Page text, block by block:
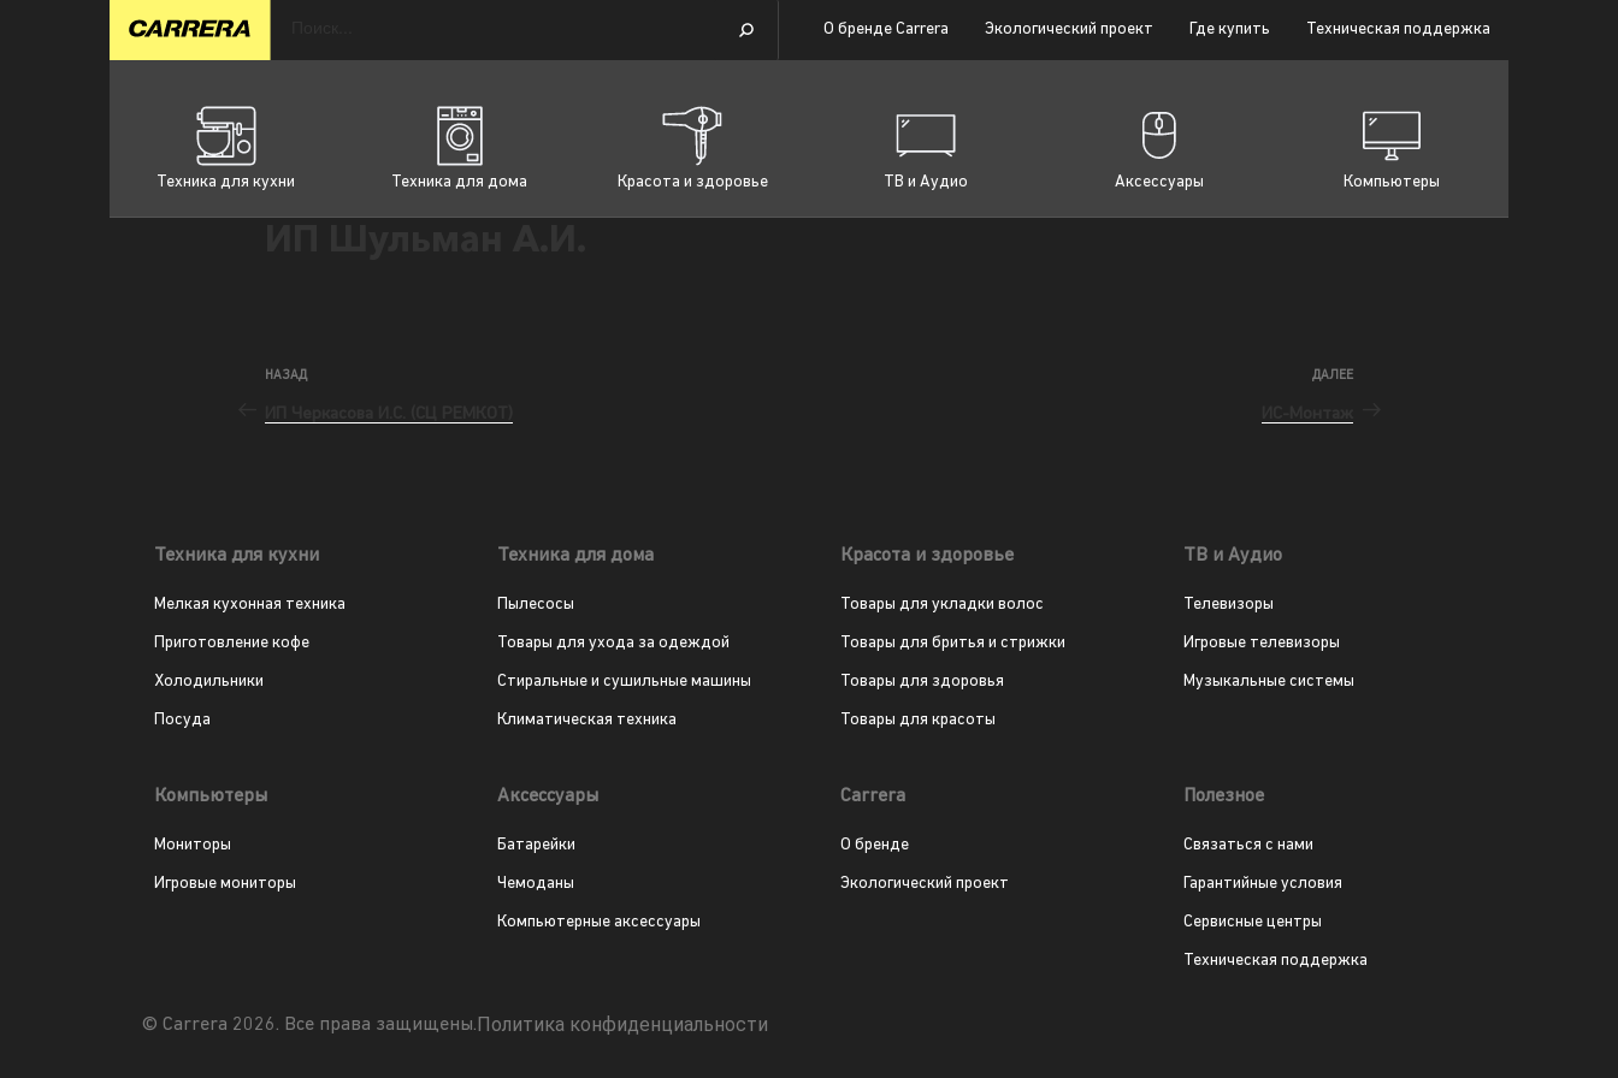
О бренде Carrera Экологический проект Где купить Техническая поддержка
Техника для кухни Техника для дома Красота и здоровье ТВ и Аудио Аксессуары Компьютеры
НАЗАД ДАЛЕЕ
Техника для кухни
Мелкая кухонная техника
Приготовление кофе
Холодильники
Посуда
Техника для дома
Пылесосы
Товары для ухода за одеждой
Стиральные и сушильные машины
Климатическая техника
Красота и здоровье
Товары для укладки волос
Товары для бритья и стрижки
Товары для здоровья
Товары для красоты
ТВ и Аудио
Телевизоры
Игровые телевизоры
Музыкальные системы
Компьютеры
Мониторы
Игровые мониторы
Аксессуары
Батарейки
Чемоданы
Компьютерные аксессуары
Carrera
О бренде
Экологический проект
Полезное
Связаться с нами
Гарантийные условия
Сервисные центры
Техническая поддержка
© Carrera 2026. Все права защищены.Политика конфиденциальности